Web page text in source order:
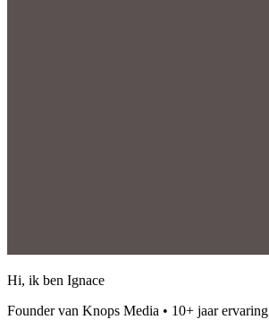
Hi, ik ben Ignace
Founder van Knops Media • 10+ jaar ervaring